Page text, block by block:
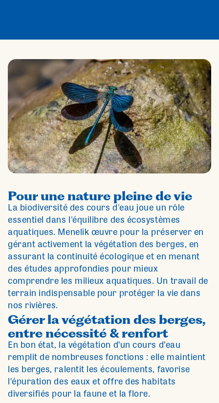
Pour une nature pleine de vie
La biodiversité des cours d'eau joue un rôle
essentiel dans l'équilibre des écosystèmes
aquatiques. Menelik œuvre pour la préserver en
gérant activement la végétation des berges, en
assurant la continuité écologique et en menant
des études approfondies pour mieux
comprendre les milieux aquatiques. Un travail de
terrain indispensable pour protéger la vie dans
nos rivières.
Gérer la végétation des berges,
entre nécessité & renfort
En bon état, la végétation d’un cours d’eau
remplit de nombreuses fonctions : elle maintient
les berges, ralentit les écoulements, favorise
l’épuration des eaux et offre des habitats
diversifiés pour la faune et la flore.